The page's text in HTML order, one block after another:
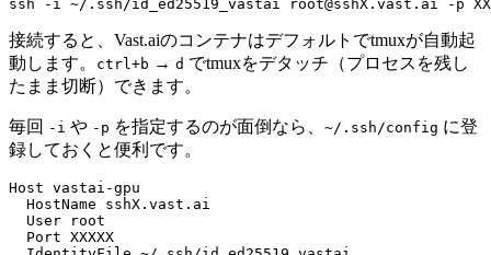
接続すると、Vast.aiのコンテナはデフォルトでtmuxが自動起
動します。
ctrl+b → d でtmuxをデタッチ（プロセスを残し
たまま切断）できます。
毎回 -i や -p を指定するのが面倒なら、 ~/.ssh/config に登
録しておくと便利です。